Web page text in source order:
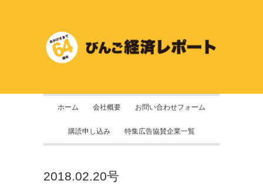
ホーム 会社概要 お問い合わせフォーム
購読申し込み 特集広告協賛企業一覧
2018.02.20号